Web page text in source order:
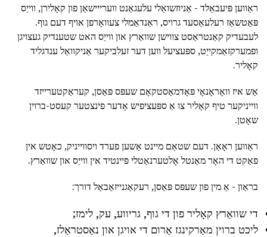
ראַווען פּיעבאַלד - אַניוזשואַלי עלעגאַנט ווערייישאַן פון קאָלירן, ווייַס
פּאַטשאַז רעלעאַסעד גרויס, ראַנדאַמלי צעוואָרפן אויף דעם גוף.
לעבעדיק קאַנטראַסט צווישן שוואַרץ און ווייַס האט שטענדיק געצויגן
ופמערקזאַמקייַט, ספּעציעל ווען דער זעלביקער אַניקוואַל ענדגליד
קאָליר.
אַש איז וואָראָנאָי פּאָדמאַסטקאָם שעפּס פּאַסן, קעראַקטערייזד
ווייניקער טיף קאָליר צו אַ ספּעציפיש אָדער פינצטער קעסט-ברוין
שאָטן.
ראַווען ראָאַן. דעם שטאַם מיינט אַשען פערד ויסווייניק, כאָטש אין
פאַקט די האָר מאַנטל אָלטערנאַטלי פּיינטיד אין ווייַס און שוואַרץ.
בראַון - אַ מין פון שעפּס פּאַסן, רעקאַגנייזאַבאַל דורך:
די שוואַרץ קאָליר פון די גוף, גריווע, עק, לימז;
ליכט ברוין מאַרקינגז אַרום די אויגן און נאַסטראַלז,